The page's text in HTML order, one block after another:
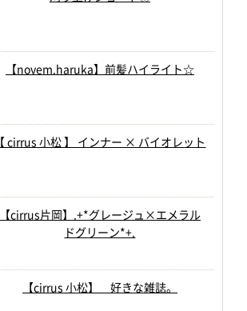
【novem.haruka】前髪ハイライト☆
【 cirrus 小松 】 インナー × バイオレット
【cirrus片岡】.+*グレージュ×エメラル
ドグリーン*+.
【cirrus 小松】 好きな雑誌。